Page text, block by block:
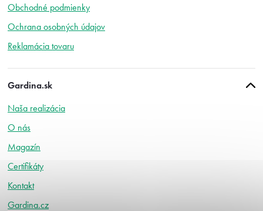
Obchodné podmienky
Ochrana osobných údajov
Reklamácia tovaru
Gardina.sk
Naša realizácia
O nás
Magazín
Certifikáty
Kontakt
Gardina.cz